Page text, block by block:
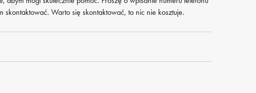
skontaktować. Warto się skontaktować, to nic nie kosztuje.